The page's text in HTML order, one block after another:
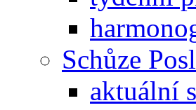
Schůze
aktuální